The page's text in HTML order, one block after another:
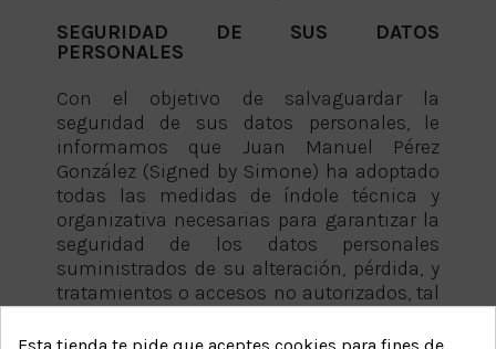
SEGURIDAD DE SUS DATOS
PERSONALES
Con el objetivo de salvaguardar la
seguridad de sus datos personales, le
informamos que Juan Manuel Pérez
González (Signed by Simone) ha adoptado
todas las medidas de índole técnica y
organizativa necesarias para garantizar la
seguridad de los datos personales
suministrados de su alteración, pérdida, y
tratamientos o accesos no autorizados, tal
regula el reglamento de medidas de
Esta tienda te pide que aceptes cookies para fines de